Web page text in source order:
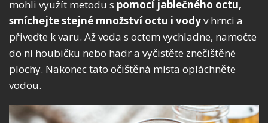
mohli využít metodu s pomocí jablečného octu,
smíchejte stejné množství octu i vodyv hrnci a
přiveďte k varu. Až voda s octem vychladne, namočte
do ní houbičku nebo hadr a vyčistěte znečištěné
plochy. Nakonec tato očištěná místa opláchněte
vodou.